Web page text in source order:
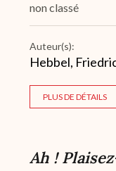
non classé
Auteur(s):
Hebbel,
PLUS DE DÉTAILS
Ah !